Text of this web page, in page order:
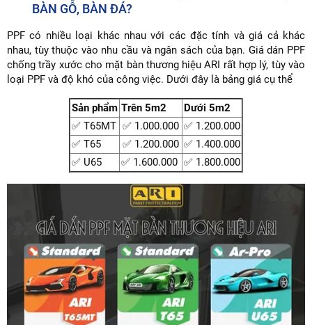
BÀN GỖ, BÀN ĐÁ?
PPF có nhiều loại khác nhau với các đặc tính và giá cả khác
nhau, tùy thuộc vào nhu cầu và ngân sách của bạn. Giá dán PPF
chống trầy xước cho mặt bàn thương hiệu ARI rất hợp lý, tùy vào
loại PPF và độ khó của công việc. Dưới đây là bảng giá cụ thể
Sản phẩm Trên 5m2
Dưới 5m2
✅ T65MT ✅ 1.000.000 ✅ 1.200.000
✅ T65
✅ 1.200.000 ✅ 1.400.000
✅ U65
✅ 1.600.000 ✅ 1.800.000